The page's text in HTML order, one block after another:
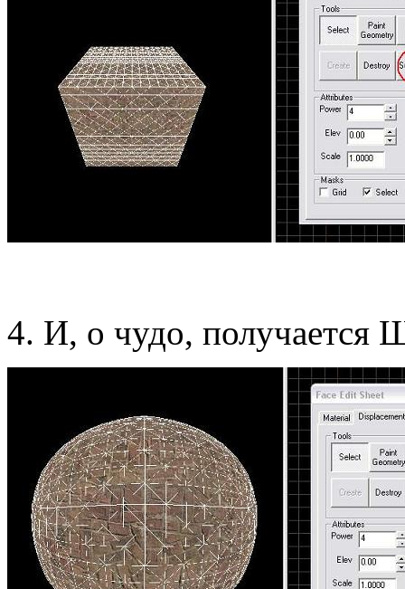
4. И, о чудо, получается